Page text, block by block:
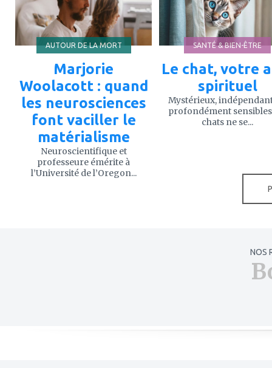
AUTOUR DE LA MORT
Marjorie
Woolacott : quand
les neurosciences
font vaciller le
matérialisme
Neuroscientifique et
professeure émérite à
l’Université de l’Oregon...
SANTÉ & BIEN-ÊTRE
Le chat, votre
spirituel
Mystérieux,
profondément
chats ne se...
NOS